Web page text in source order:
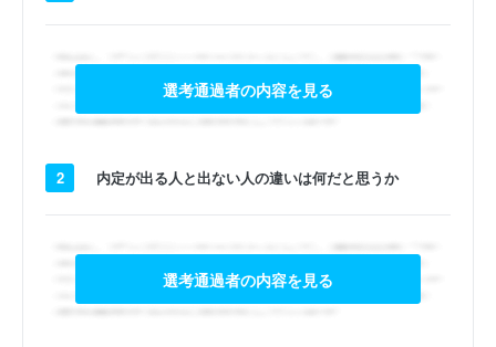
選考通過者の内容を見る
2 内定が出る人と出ない人の違いは何だと思うか
選考通過者の内容を見る